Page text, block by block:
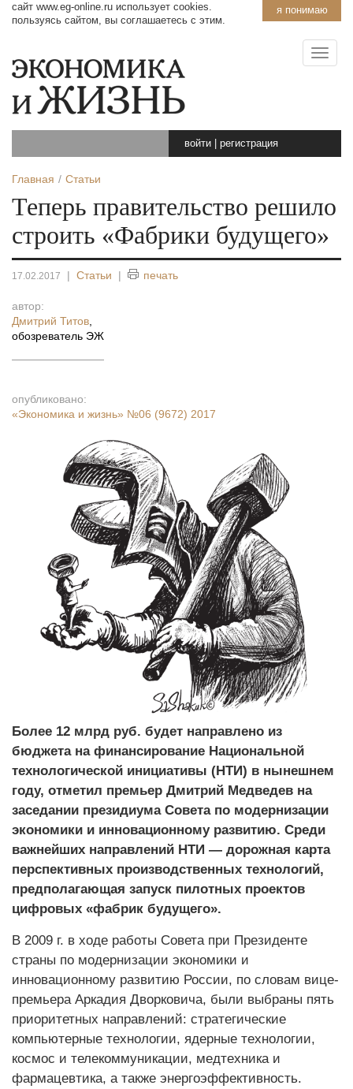
я понимаю
сайт www.eg-online.ru использует cookies.
пользуясь сайтом, вы соглашаетесь с этим.
войти регистрация
Главная Статьи
Теперь правительство решило
строить «Фабрики будущего»
17.02.2017 | Статьи | печать
автор:
Дмитрий Титов
обозреватель ЭЖ
опубликовано:
«Экономика и жизнь» №06 (9672) 2017
Более 12 млрд руб. будет направлено из
бюджета на финансирование Национальной
технологической инициативы (НТИ) в нынешнем
году, отметил премьер Дмит­рий Медведев на
заседании президиума Совета по модернизации
экономики и инновационному развитию. Среди
важнейших направлений НТИ — дорожная карта
перспективных производственных технологий,
предполагающая запуск пилотных проектов
цифровых «фабрик будущего».
В 2009 г. в ходе работы Совета при Президенте
страны по модернизации экономики и
инновационному развитию России, по словам вице-
премьера Аркадия Дворковича, были выбраны пять
приоритетных направлений: стратегические
компьютерные технологии, ядерные технологии,
космос и телекоммуникации, медтехника и
фармацевтика, а также энергоэффективность.